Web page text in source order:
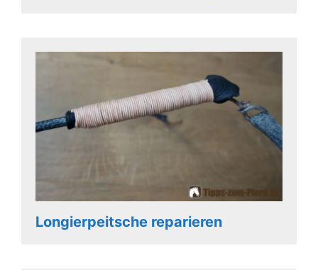
Longierpeitsche reparieren